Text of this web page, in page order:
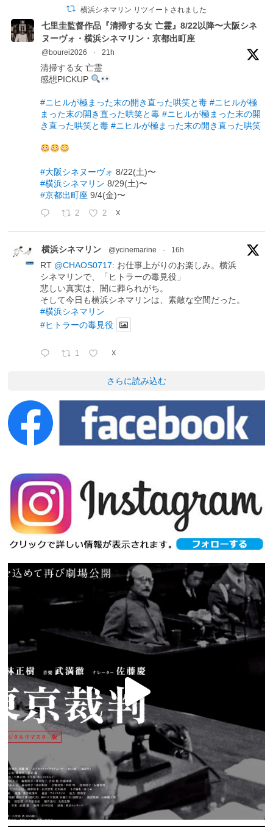
横浜シネマリン リツイートされました
七里圭監督作品『清掃する女 亡霊』8/22以降〜大阪シネ
ヌーヴォ・横浜シネマリン・京都出町座
@bourei2026 · 21h
清掃する女 亡霊
感想PICKUP
#ニヒルが極まった末の開き直った哄笑と毒 #ニヒルが極
まった末の開き直った哄笑と毒 #ニヒルが極まった末の開
き直った哄笑と毒 #ニヒルが極まった末の開き直った哄笑
#大阪シネヌーヴォ 8/22(土)〜
#横浜シネマリン 8/29(土)〜
#京都出町座 9/4(金)〜
2 2 X
横浜シネマリン @ycinemarine · 16h
RT @CHAOS0717: お仕事上がりのお楽しみ。横浜
シネマリンで、「ヒトラーの毒見役」
悲しい真実は、闇に葬られがち。
そして今日も横浜シネマリンは、素敵な空間だった。
#横浜シネマリン
#ヒトラーの毒見役
1 X
さらに読み込む